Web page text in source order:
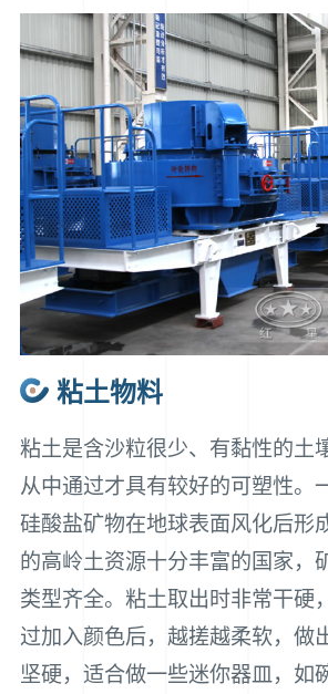
粘土物料
粘土是含沙粒很少、有黏性的土
从中通过才具有较好的可塑性。
硅酸盐矿物在地球表面风化后形
的高岭土资源十分丰富的国家，
类型齐全。粘土取出时非常干硬
过加入颜色后，越搓越柔软，做
坚硬，适合做一些迷你器皿，如